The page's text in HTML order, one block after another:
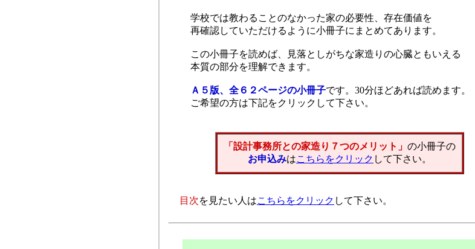
学校では教わることのなかった家の必要性、存在価値を
再確認していただけるように小冊子にまとめてあります。
この小冊子を読めば、見落としがちな家造りの心臓ともいえる
本質の部分を理解できます。
Ａ５版、全６２ページの小冊子です。30分ほどあれば読めます。
ご希望の方は下記をクリックして下さい。
「設計事務所との家造り７つのメリット」 の小冊子の
お申込みはこちらをクリック して下さい。
目次を見たい人はこちらをクリック して下さい。